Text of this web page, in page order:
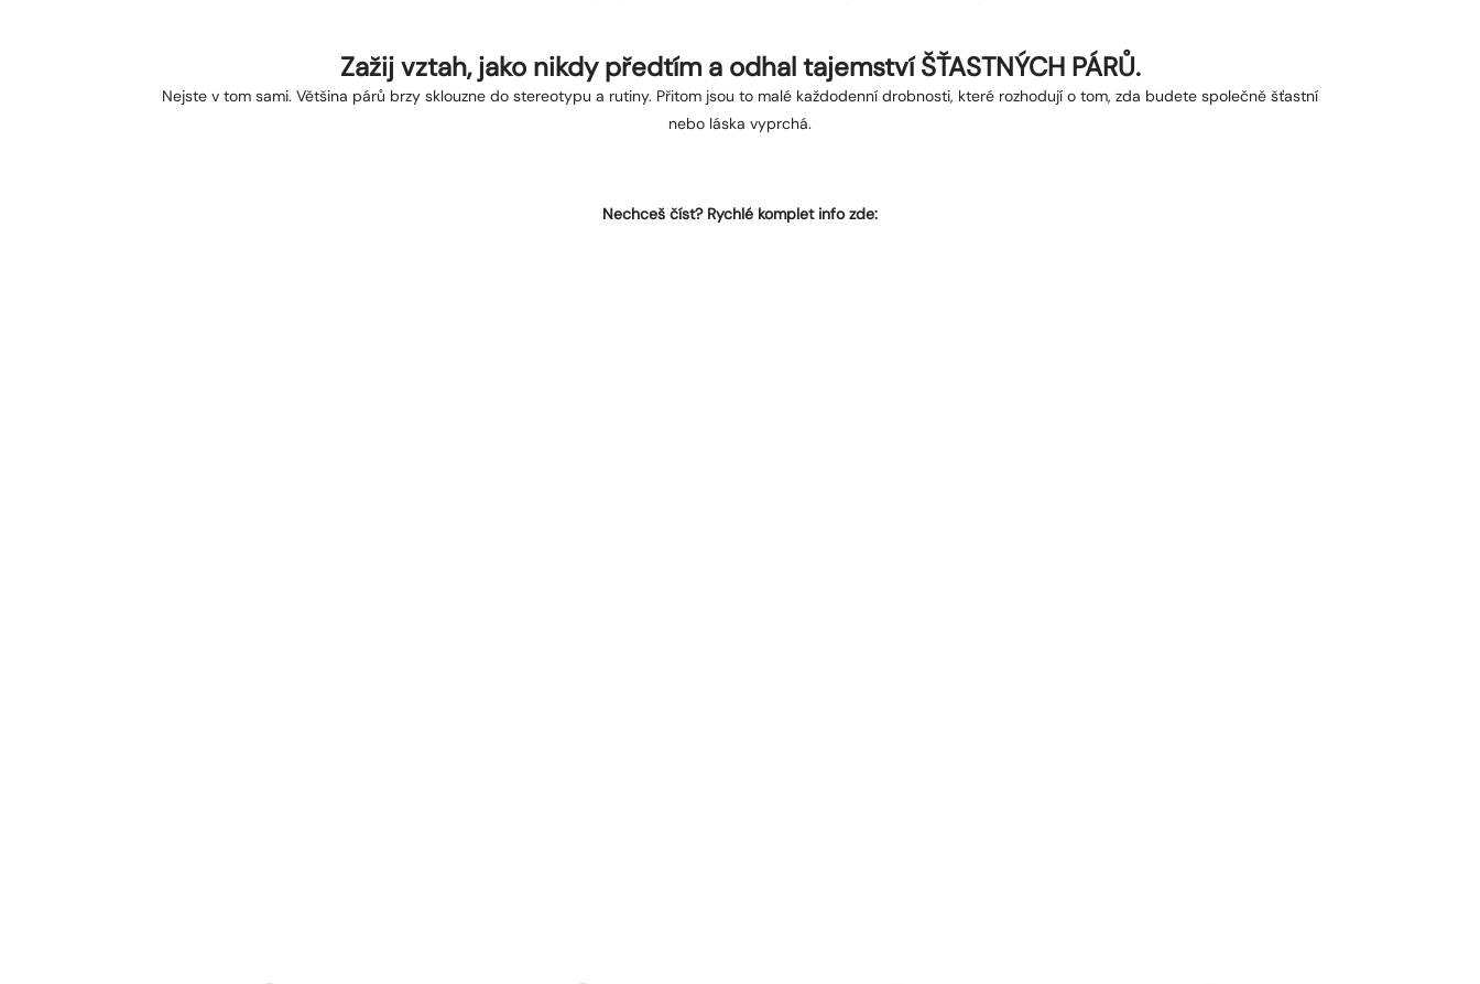
Zažij vztah, jako nikdy předtím a odhal tajemství ŠŤASTNÝCH PÁRŮ.
Nejste v tom sami. Většina párů brzy sklouzne do stereotypu a rutiny. Přitom jsou to malé každodenní drobnosti, které rozhodují o tom, zda budete společně šťastní
nebo láska vyprchá.
Nechceš číst? Rychlé komplet info zde: